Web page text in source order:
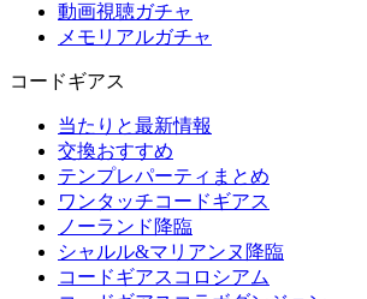
動画視聴ガチャ
メモリアルガチャ
コードギアス
当たりと最新情報
交換おすすめ
テンプレパーティまとめ
ワンタッチコードギアス
ノーランド降臨
シャルル&マリアンヌ降臨
コードギアスコロシアム